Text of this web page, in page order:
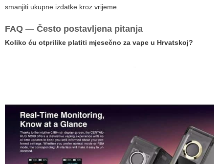
smanjiti ukupne izdatke kroz vrijeme.
FAQ — Često postavljena pitanja
Koliko ću otprilike platiti mjesečno za vape u Hrvatskoj?